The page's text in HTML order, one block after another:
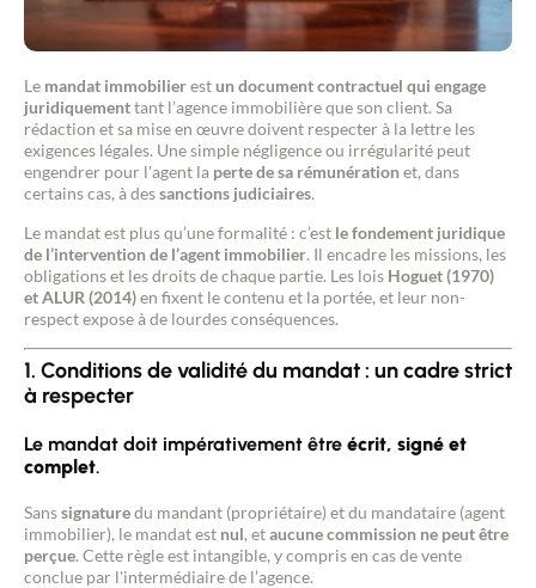
Le mandat immobilierestun document contractuel qui engage
juridiquementtant l’agence immobilière que son client. Sa
rédaction et sa mise en œuvre doivent respecter à la lettre les
exigences légales. Une simple négligence ou irrégularité peut
engendrer pour l'agent la perte de sa rémunération et, dans
certains cas, à dessanctions judiciaires.
Le mandat est plus qu’une formalité : c’est le fondement juridique
de l’intervention de l’agent immobilier. Il encadre les missions, les
obligations et les droits de chaque partie. Les lois Hoguet (1970)
etALUR (2014)en fixent le contenu et la portée, et leur non-
respect expose à de lourdes conséquences.
1. Conditions de validité du mandat : un cadre strict
à respecter
Le mandat doit impérativement être écrit, signé et
complet.
Sanssignaturedu mandant (propriétaire) et du mandataire (agent
immobilier), le mandat est nul, etaucune commission ne peut être
perçue. Cette règle est intangible, y compris en cas de vente
conclue par l'intermédiaire de l’agence.